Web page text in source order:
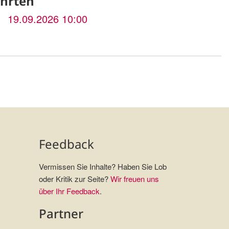
19.09.2026 10:00
Feedback
Vermissen Sie Inhalte? Haben Sie Lob
oder Kritik zur Seite?Wir freuen uns
über Ihr Feedback.
Partner